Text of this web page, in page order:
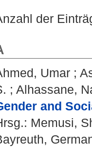
der
Umar ;
; Alhassane,
and
Memusi,